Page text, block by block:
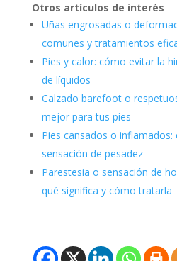
Otros artículos de interés
Uñas engrosadas o
comunes y tratamientos
Pies y calor: cómo evitar la
de líquidos
Calzado barefoot o
mejor para tus pies
Pies cansados o
sensación de pesadez
Parestesia o sensación de
qué significa y cómo tratarla